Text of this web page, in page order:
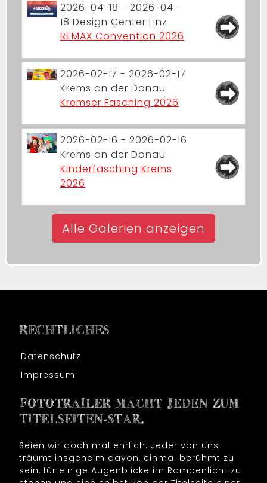
2026-04-18 - 2026-04-
18 Design Center Linz
REMAX Convention 2026
2026-02-17 - 2026-02-17
Krems an der Donau
Kremser Fasching 2026
2026-02-16 - 2026-02-16
Krems an der Donau
Kinderfasching Krems
2026
Alle Galerien anzeigen
RECHTLICHES
Datenschutz
Impressum
FOTOTRAILER MACHT JEDEN ZUM
TITELSEITEN-STAR.
Seien wir doch mal ehrlich: Jeder von uns
träumt insgeheim davon, einmal berühmt zu
sein, für einige Augenblicke im Rampenlicht zu